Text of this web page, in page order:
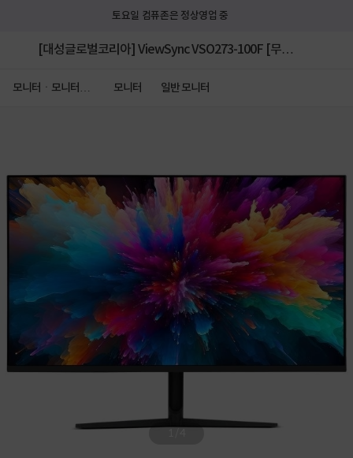
토요일 컴퓨존은 정상영업 중
[대성글로벌코리아] ViewSync VSO273-100F [무결
모니터ㆍ모니터주
모니터 일반 모니터
1/4